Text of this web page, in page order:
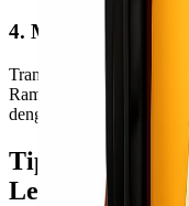
4. Monitoring
Transparansi dalam
Ramadan. Kami
dengan jelas.
Tips Agar
Lebih Lancar